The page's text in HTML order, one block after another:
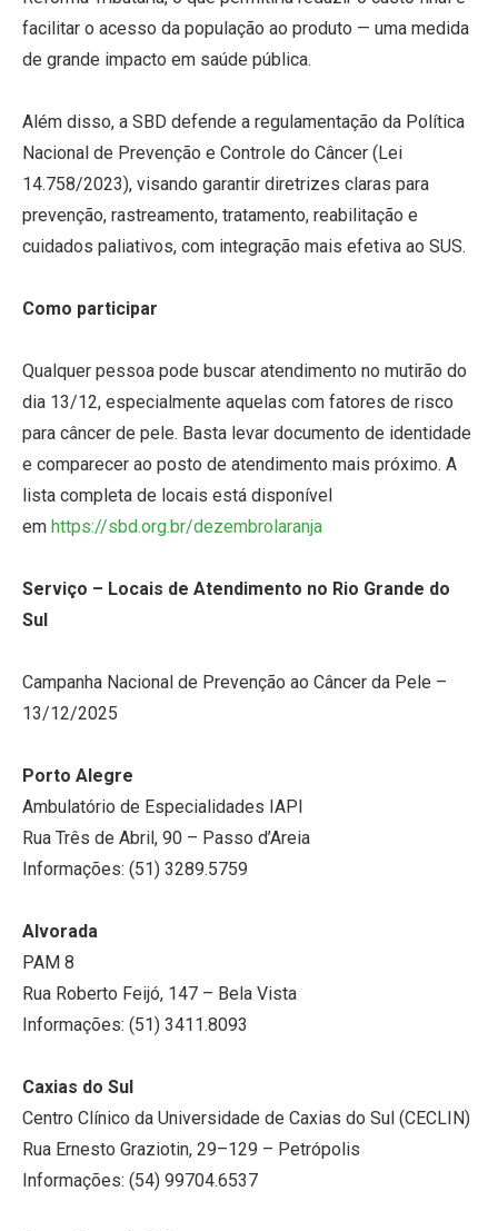
facilitar o acesso da população ao produto — uma medida
de grande impacto em saúde pública.
Além disso, a SBD defende a regulamentação da Política
Nacional de Prevenção e Controle do Câncer (Lei
14.758/2023), visando garantir diretrizes claras para
prevenção, rastreamento, tratamento, reabilitação e
cuidados paliativos, com integração mais efetiva ao SUS.
Como participar
Qualquer pessoa pode buscar atendimento no mutirão do
dia 13/12, especialmente aquelas com fatores de risco
para câncer de pele. Basta levar documento de identidade
e comparecer ao posto de atendimento mais próximo. A
lista completa de locais está disponível
em https://sbd.org.br/dezembrolaranja
Serviço – Locais de Atendimento no Rio Grande do
Sul
Campanha Nacional de Prevenção ao Câncer da Pele –
13/12/2025
Porto Alegre
Ambulatório de Especialidades IAPI
Rua Três de Abril, 90 – Passo d’Areia
Informações: (51) 3289.5759
Alvorada
PAM 8
Rua Roberto Feijó, 147 – Bela Vista
Informações: (51) 3411.8093
Caxias do Sul
Centro Clínico da Universidade de Caxias do Sul (CECLIN)
Rua Ernesto Graziotin, 29–129 – Petrópolis
Informações: (54) 99704.6537